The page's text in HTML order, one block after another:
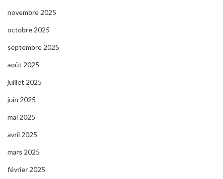
novembre 2025
octobre 2025
septembre 2025
août 2025
juillet 2025
juin 2025
mai 2025
avril 2025
mars 2025
février 2025